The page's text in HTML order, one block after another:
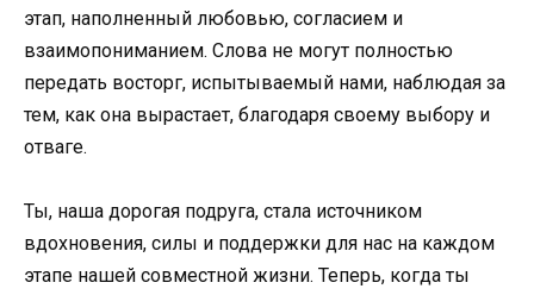
этап, наполненный любовью, согласием и
взаимопониманием. Слова не могут полностью
передать восторг, испытываемый нами, наблюдая за
тем, как она вырастает, благодаря своему выбору и
отваге.
Ты, наша дорогая подруга, стала источником
вдохновения, силы и поддержки для нас на каждом
этапе нашей совместной жизни. Теперь, когда ты